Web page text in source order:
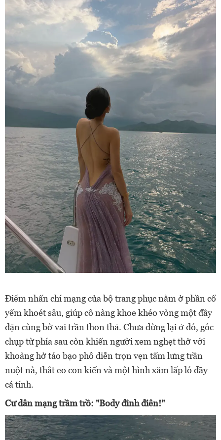
Điểm nhấn chí mạng của bộ trang phục nằm ở phần cổ
yếm khoét sâu, giúp cô nàng khoe khéo vòng một đầy
đặn cùng bờ vai trần thon thả. Chưa dừng lại ở đó, góc
chụp từ phía sau còn khiến người xem nghẹt thở với
khoảng hở táo bạo phô diễn trọn vẹn tấm lưng trần
nuột nà, thắt eo con kiến và một hình xăm lấp ló đầy
cá tính.
Cư dân mạng trầm trồ: "Body đỉnh điên!"